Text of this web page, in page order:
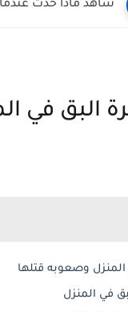
شاهد ماذا حدث
في
وصعوبه قتلها
في المنزل